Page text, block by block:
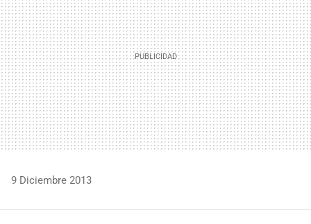
9 Diciembre 2013